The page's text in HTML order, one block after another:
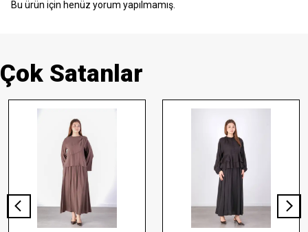
Bu ürün için henüz yorum yapılmamış.
Çok Satanlar